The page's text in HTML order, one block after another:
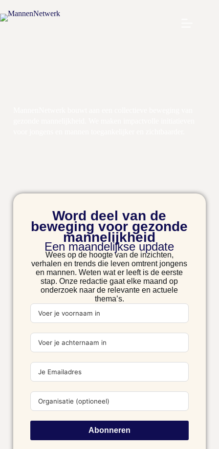
Word deel van de
beweging voor gezonde
mannelijkheid
Een maandelijkse update
Wees op de hoogte van de inzichten,
verhalen en trends die leven omtrent jongens
en mannen. Weten wat er leeft is de eerste
stap. Onze redactie gaat elke maand op
onderzoek naar de relevante en actuele
thema’s.
Abonneren